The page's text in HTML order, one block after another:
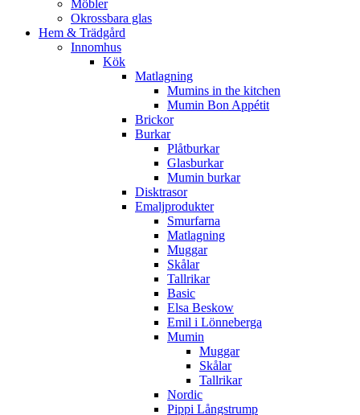
Möbler
Okrossbara glas
Hem & Trädgård
Innomhus
Kök
Matlagning
Mumins in the kitchen
Mumin Bon Appétit
Brickor
Burkar
Plåtburkar
Glasburkar
Mumin burkar
Disktrasor
Emaljprodukter
Smurfarna
Matlagning
Muggar
Skålar
Tallrikar
Basic
Elsa Beskow
Emil i Lönneberga
Mumin
Muggar
Skålar
Tallrikar
Nordic
Pippi Långstrump